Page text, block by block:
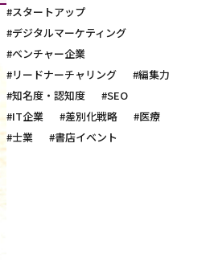
#スタートアップ
#デジタルマーケティング
#ベンチャー企業
#リードナーチャリング
#編集力
#知名度・認知度
#SEO
#IT企業
#差別化戦略
#医療
#士業
#書店イベント